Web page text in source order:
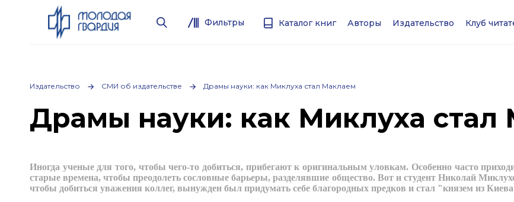
Фильтры Каталог книг Авторы Издательство Клуб
Издательство СМИ об издательстве Драмы науки: как Миклуха стал Маклаем
Драмы науки: как Миклуха стал
Иногда ученые для того, чтобы чего-то добиться, прибегают к оригинальным уловкам. Особенно часто
старые времена, чтобы преодолеть сословные барьеры, разделявшие общество. Вот и студент Николай
чтобы добиться уважения коллег, вынужден был придумать себе благородных предков и стал "князем из